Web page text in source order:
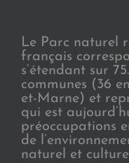
Le Parc naturel
français
s’étendant sur
communes (36
et-Marne) et
qui est
préoccupations
de
naturel et